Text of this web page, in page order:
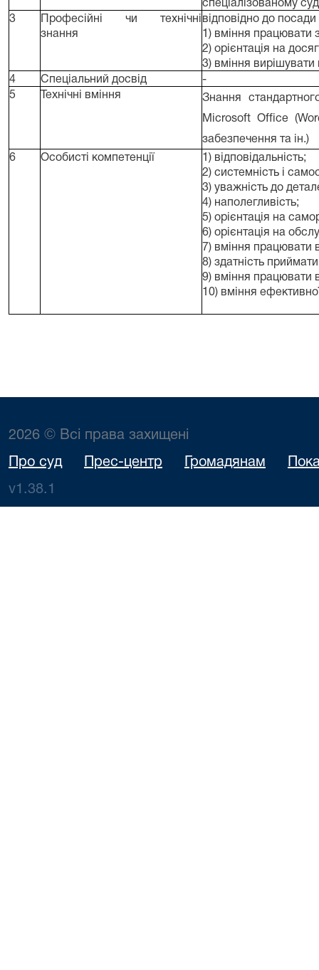
спеціалізованому
3
Професійні чи технічні
знання
відповідно до
1) вміння працювати
2) орієнтація на
3) вміння
4
Спеціальний досвід
-
5
Технічні вміння Знання
Microsoft Office (
забезпечення та ін.)
6
Особисті компетенції
1) відповідальність;
2) системність і
3) уважність до
4) наполегливість;
5) орієнтація на
6) орієнтація на
7) вміння працювати
8) здатність
9) вміння працювати
10) вміння
2026 © Всі права захищені
Про суд Прес-центр Громадянам
v1.38.1